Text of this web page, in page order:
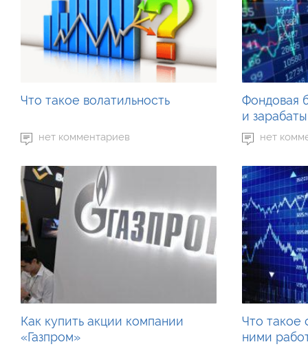
Что такое волатильность
нет комментариев
Фондовая
и
нет
Как купить акции компании
«Газпром»
Что такое
ними